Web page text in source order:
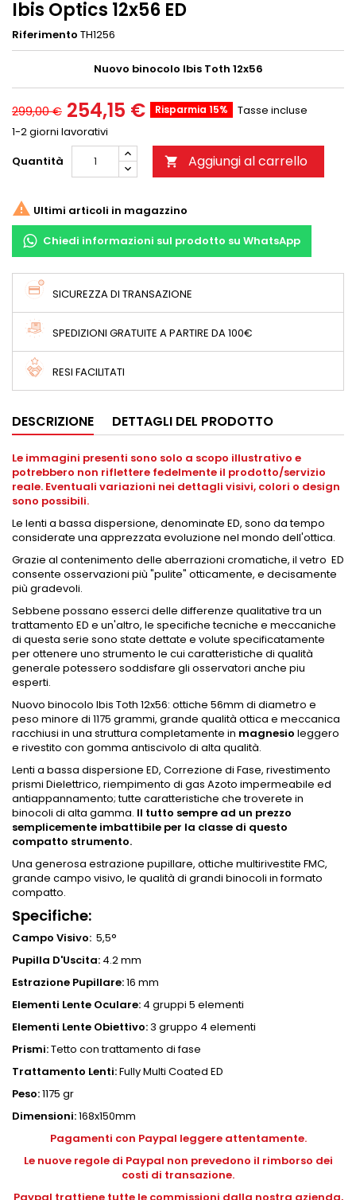
Ibis Optics 12x56 ED
Riferimento TH1256
Nuovo binocolo Ibis Toth 12x56
299,00 € 254,15 € Risparmia 15%
Tasse incluse
1-2 giorni lavorativi
Quantità
 Aggiungi al carrello
 Ultimi articoli in magazzino
Chiedi informazioni sul prodotto su WhatsApp
SICUREZZA DI TRANSAZIONE
SPEDIZIONI GRATUITE A PARTIRE DA 100€
RESI FACILITATI
DESCRIZIONE DETTAGLI DEL PRODOTTO
Le immagini presenti sono solo a scopo illustrativo e
potrebbero non riflettere fedelmente il prodotto/servizio
reale. Eventuali variazioni nei dettagli visivi, colori o design
sono possibili.
Le lenti a bassa dispersione, denominate ED, sono da tempo
considerate una apprezzata evoluzione nel mondo dell'ottica.
Grazie al contenimento delle aberrazioni cromatiche, il vetro ED
consente osservazioni più "pulite" otticamente, e decisamente
più gradevoli.
Sebbene possano esserci delle differenze qualitative tra un
trattamento ED e un'altro, le specifiche tecniche e meccaniche
di questa serie sono state dettate e volute specificatamente
per ottenere uno strumento le cui caratteristiche di qualità
generale potessero soddisfare gli osservatori anche piu
esperti.
Nuovo binocolo Ibis Toth 12x56: ottiche 56mm di diametro e
peso minore di 1175 grammi, grande qualità ottica e meccanica
racchiusi in una struttura completamente in magnesio leggero
e rivestito con gomma antiscivolo di alta qualità.
Lenti a bassa dispersione ED, Correzione di Fase, rivestimento
prismi Dielettrico, riempimento di gas Azoto impermeabile ed
antiappannamento; tutte caratteristiche che troverete in
binocoli di alta gamma. Il tutto sempre ad un prezzo
semplicemente imbattibile per la classe di questo
compatto strumento.
Una generosa estrazione pupillare, ottiche multirivestite FMC,
grande campo visivo, le qualità di grandi binocoli in formato
compatto.
Specifiche:
Campo Visivo: 5,5°
Pupilla D'Uscita: 4.2 mm
Estrazione Pupillare:16 mm
Elementi Lente Oculare: 4 gruppi 5 elementi
Elementi Lente Obiettivo:3 gruppo 4 elementi
Prismi:Tetto con trattamento di fase
Trattamento Lenti:Fully Multi Coated ED
Peso:1175 gr
Dimensioni:168x150mm
Pagamenti con Paypal leggere attentamente.
Le nuove regole di Paypal non prevedono il rimborso dei
costi di transazione.